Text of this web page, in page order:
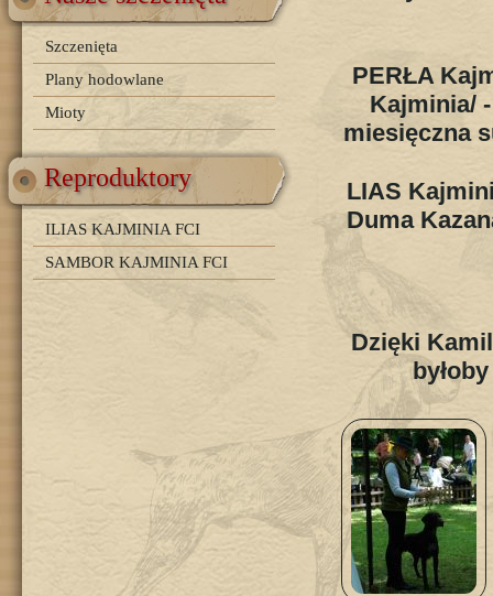
Szczenięta
Plany hodowlane
Mioty
Reproduktory
ILIAS KAJMINIA FCI
SAMBOR KAJMINIA FCI
PERŁA
Kajminia/
miesięczna
LIAS
Duma
Dzięki